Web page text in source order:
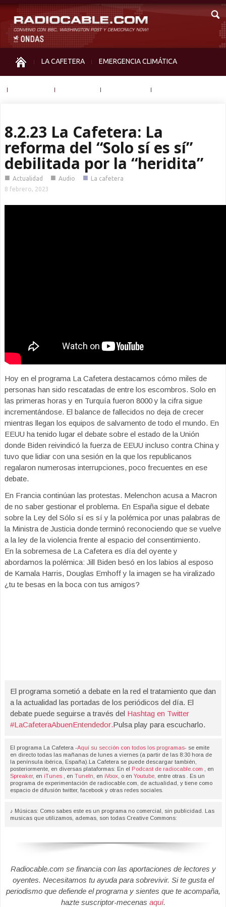
LA CAFETERA EMERGENCIA CLIMÁTICA
8.2.23 La Cafetera: La
reforma del “Solo sí es sí”
debilitada por la “heridita”
■ Actualidad ■ Audio ■ La cafetera
8 febrero, 2023
Hoy en el programa La Cafetera destacamos cómo miles de
personas han sido rescatadas de entre los escombros. Solo en
las primeras horas y en Turquía fueron 8000 y la cifra sigue
incrementándose. El balance de fallecidos no deja de crecer
mientras llegan los equipos de salvamento de todo el mundo. En
EEUU ha tenido lugar el debate sobre el estado de la Unión
donde Biden reivindicó la fuerza de EEUU incluso contra China y
tuvo que lidiar con una sesión en la que los republicanos
regalaron numerosas interrupciones, poco frecuentes en ese
debate.
En Francia continúan las protestas. Melenchon acusa a Macron
de no saber gestionar el problema. En España sigue el debate
sobre la Ley del Sólo sí es sí y la polémica por unas palabras de
la Ministra de Justicia donde terminó reconociendo que se vuelve
a la ley de la violencia frente al espacio del consentimiento.
En la sobremesa de La Cafetera es día del oyente y
abordamos la polémica: Jill Biden besó en los labios al esposo
de Kamala Harris, Douglas Emhoff y la imagen se ha viralizado
¿tu te besas en la boca con tus amigos?
El programa sometió a debate en la red el tratamiento que dan
a la actualidad las portadas de los periódicos del día. El
debate puede seguirse a través del Hashtag en Twitter
#LaCafeteraAbuenEntendedor.Pulsa play para escucharlo.
El programa La Cafetera -Aquí su sección con todos los programas- se emite
en directo todas las mañanas de lunes a viernes (a partir de las 8:30 hora de
la península ibérica, España).La Cafetera se puede descargar también,
posteriormente, en diversas plataformas: En el Podcast de radiocable.com
, en
Spreaker, en iTunes , en TuneIn , en iVoox , o en Youtube, entre otras . Es un
programa de experimentación de radiocable.com, de actualidad, y tiene como
espacio de difusión twitter, facebook y otras redes sociales.
♪ Músicas: Como sabes este es un programa no comercial, sin publicidad. Las
musicas que utilizamos, ademas, son todas Creative Commons:
Radiocable.com se financia con las aportaciones de lectores y
oyentes. Necesitamos tu ayuda para sobrevivir. Si te gusta el
periodismo que defiende el programa y sientes que te acompaña,
hazte suscriptor-mecenas aquí.